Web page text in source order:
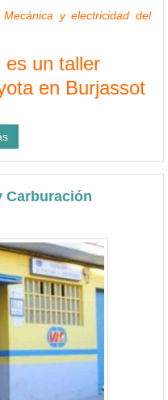
y electricidad del
es un taller
en Burjassot
Carburación